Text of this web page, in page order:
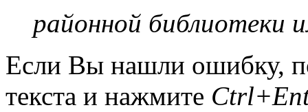
районной библиотеки
Если Вы нашли ошибку,
текста и нажмите